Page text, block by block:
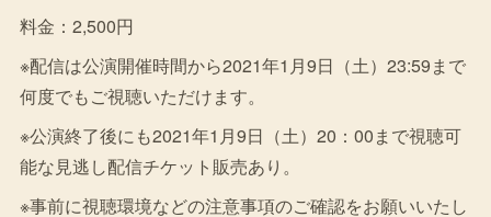
料金：2,500円
※配信は公演開催時間から2021年1月9日（土）23:59まで
何度でもご視聴いただけます。
※公演終了後にも2021年1月9日（土）20：00まで視聴可
能な見逃し配信チケット販売あり。
※事前に視聴環境などの注意事項のご確認をお願いいたし